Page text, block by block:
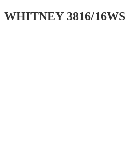
WHITNEY 3816/16WS